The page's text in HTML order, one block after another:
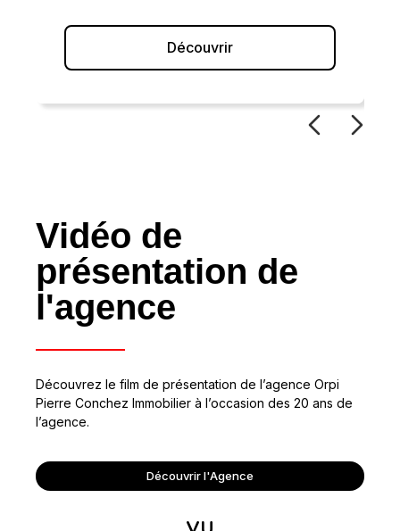
Vidéo de
présentation de
l'agence
Découvrez le film de présentation de l’agence Orpi
Pierre Conchez Immobilier à l’occasion des 20 ans de
l’agence.
Découvrir l'Agence